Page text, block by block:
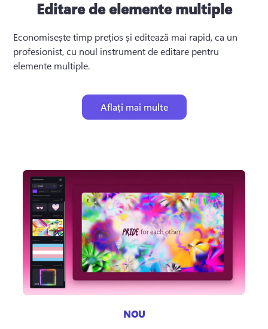
Editare de elemente multiple
Economisește timp prețios și editează mai rapid, ca un
profesionist, cu noul instrument de editare pentru
elemente multiple.
Aflați mai multe
NOU